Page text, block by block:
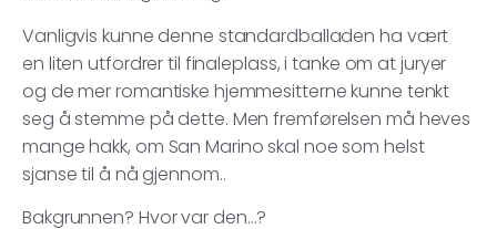
Vanligvis kunne denne standardballaden ha vært
en liten utfordrer til finaleplass, i tanke om at juryer
og de mer romantiske hjemmesitterne kunne tenkt
seg å stemme på dette. Men fremførelsen må heves
mange hakk, om San Marino skal noe som helst
sjanse til å nå gjennom..
Bakgrunnen? Hvor var den…?